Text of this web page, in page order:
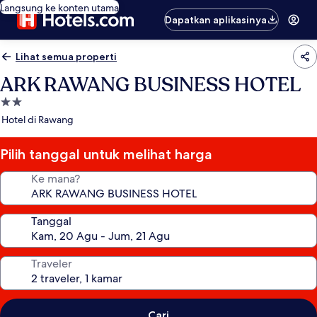
Langsung ke konten utama
Dapatkan aplikasinya
Lihat semua properti
ARK RAWANG BUSINESS HOTEL
Properti
bintang
Hotel di Rawang
Pilih tanggal untuk melihat harga
Ke mana?
Tanggal
Traveler